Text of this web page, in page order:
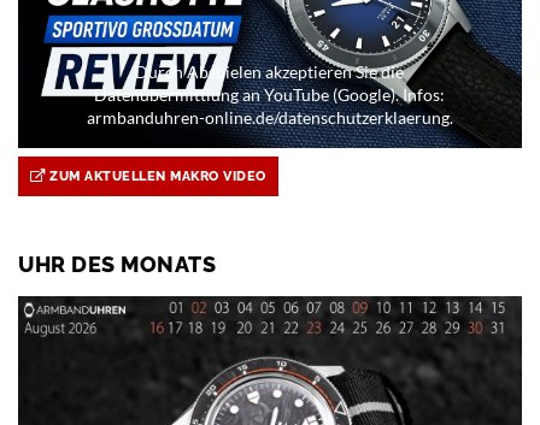
Durch Abspielen akzeptieren Sie die
Datenübermittlung an YouTube (Google). Infos:
armbanduhren-online.de/datenschutzerklaerung.
ZUM AKTUELLEN MAKRO VIDEO
UHR DES MONATS